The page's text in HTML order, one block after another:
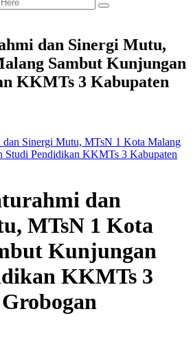
dan Sinergi Mutu,
Sambut Kunjungan
KKMTs 3 Kabupaten
dan Sinergi Mutu, MTsN 1 Kota Malang
Studi Pendidikan KKMTs 3 Kabupaten
dan
MTsN 1 Kota
Kunjungan
KKMTs 3